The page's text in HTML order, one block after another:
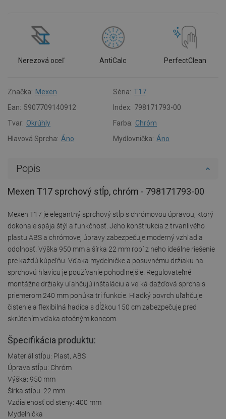
Nerezová oceľ AntiCalc PerfectClean
Značka: Mexen Séria: T17
Ean: 5907709140912 Index: 798171793-00
Tvar: Okrúhly Farba: Chróm
Hlavová Sprcha: Áno Mydlovnička: Áno
Popis
Mexen T17 sprchový stĺp, chróm - 798171793-00
Mexen T17 je elegantný sprchový stĺp s chrómovou úpravou, ktorý
dokonale spája štýl a funkčnosť. Jeho konštrukcia z trvanlivého
plastu ABS a chrómovej úpravy zabezpečuje moderný vzhľad a
odolnosť. Výška 950 mm a šírka 22 mm robí z neho ideálne riešenie
pre každú kúpeľňu. Vďaka mydelničke a posuvnému držiaku na
sprchovú hlavicu je používanie pohodlnejšie. Regulovateľné
montážne držiaky uľahčujú inštaláciu a veľká dažďová sprcha s
priemerom 240 mm ponúka tri funkcie. Hladký povrch uľahčuje
čistenie a flexibilná hadica s dĺžkou 150 cm zabezpečuje pred
skrútením vďaka otočným koncom.
Špecifikácia produktu:
Materiál stĺpu: Plast, ABS
Úprava stĺpu: Chróm
Výška: 950 mm
Šírka stĺpu: 22 mm
Vzdialenosť od steny: 400 mm
Mydelnička